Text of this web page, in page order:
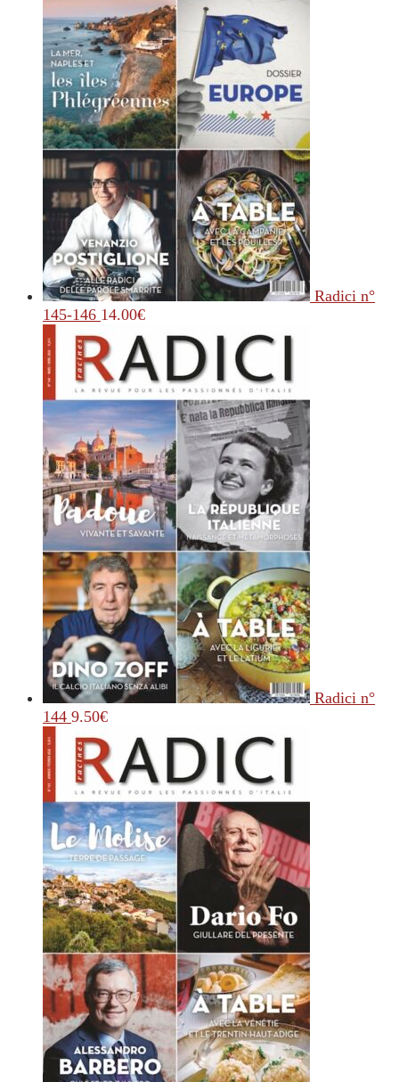
Radici n°
145-146 14.00€
Radici n°
144 9.50€